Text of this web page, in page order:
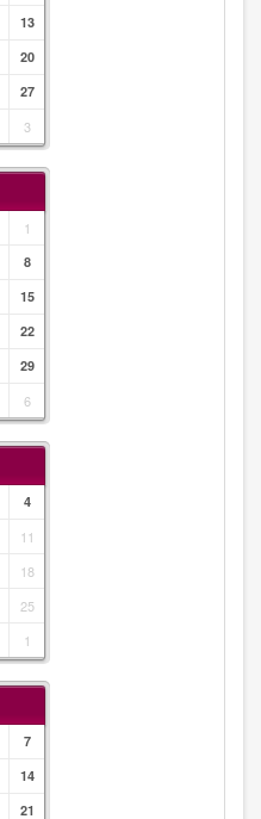
13
20
27
3
1
8
15
22
29
6
4
11
18
25
1
7
14
21